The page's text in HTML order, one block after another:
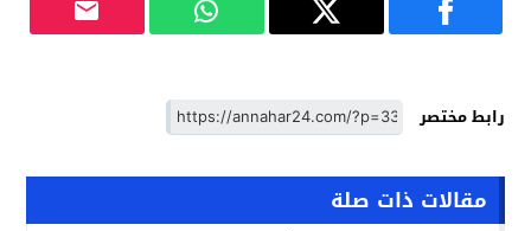
رابط مختصر
مقالات ذات صلة